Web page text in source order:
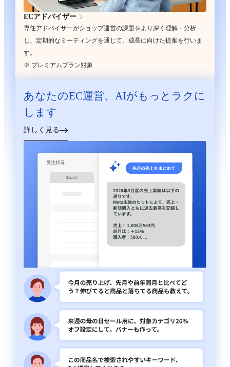
ECアドバイザー
専任アドバイザーがショップ運営の課題をより深く理解・分析
し、定期的なミーティングを通じて、成長に向けた提案を行いま
す。
※ プレミアムプラン対象
あなたのEC運営、 AIがもっとラクに
します
詳しく見る